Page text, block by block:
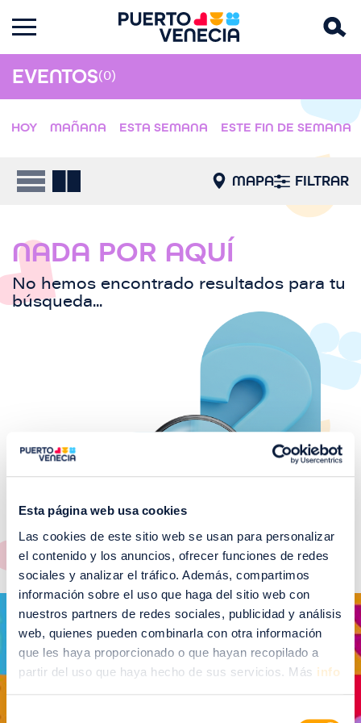
Esta página web usa cookies
Las cookies de este sitio web se usan para personalizar
el contenido y los anuncios, ofrecer funciones de redes
sociales y analizar el tráfico. Además, compartimos
información sobre el uso que haga del sitio web con
nuestros partners de redes sociales, publicidad y análisis
web, quienes pueden combinarla con otra información
que les haya proporcionado o que hayan recopilado a
partir del uso que haya hecho de sus servicios. Más info
EVENTOS(0)
HOY MAÑANA ESTA SEMANA ESTE FIN DE SEMANA
MAPA FILTRAR
NADA POR AQUÍ
No hemos encontrado resultados para tu
búsqueda...
Imagen
VER GALERÍA DE EVENTOS RELACIONADOS